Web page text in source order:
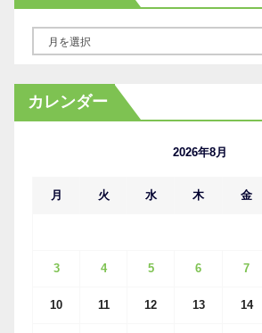
カ
イ
カレンダー
2026年8月
月 火 水 木 金
3 4 5 6 7
10 11 12 13 14